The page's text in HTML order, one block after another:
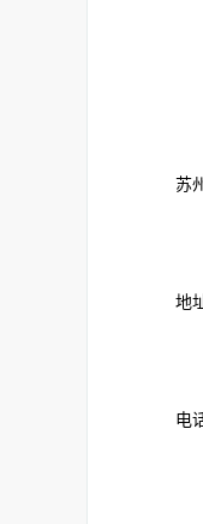
苏州
地址
电话\